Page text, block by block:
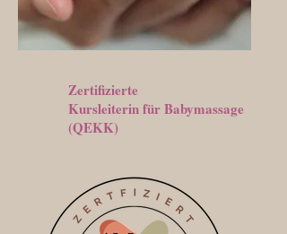
Zertifizierte
Kursleiterin für Babymassage
(QEKK)